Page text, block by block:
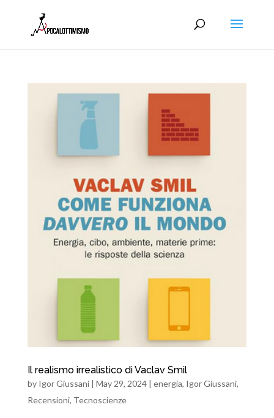
Il realismo irrealistico di Vaclav Smil
by Igor Giussani| May 29, 2024| energia, Igor Giussani,
Recensioni, Tecnoscienze